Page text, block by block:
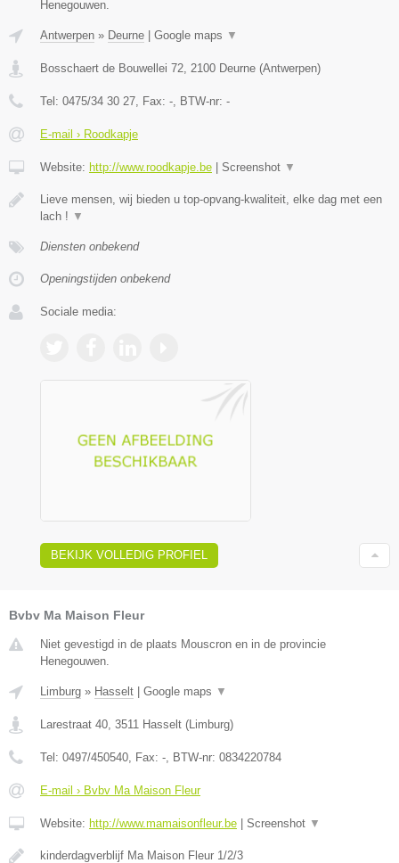
Henegouwen.
Antwerpen » Deurne Google maps ▼
Bosschaert de Bouwellei 72 2100 Deurne (Antwerpen)
Tel: 0475/34 30 27 , Fax: - , BTW-nr: -
E-mail › Roodkapje
Website: http://www.roodkapje.be Screenshot ▼
Lieve mensen, wij bieden u top-opvang-kwaliteit, elke dag met een
lach ! ▼
Diensten onbekend
Openingstijden onbekend
Sociale media:
BEKIJK VOLLEDIG PROFIEL
Bvbv Ma Maison Fleur
Niet gevestigd in de plaats Mouscron en in de provincie
Henegouwen.
Limburg » Hasselt | Google maps ▼
Larestraat 40 3511 Hasselt (Limburg)
Tel: 0497/450540 , Fax: - , BTW-nr: 0834220784
E-mail › Bvbv Ma Maison Fleur
Website: http://www.mamaisonfleur.be | Screenshot ▼
kinderdagverblijf Ma Maison Fleur 1/2/3